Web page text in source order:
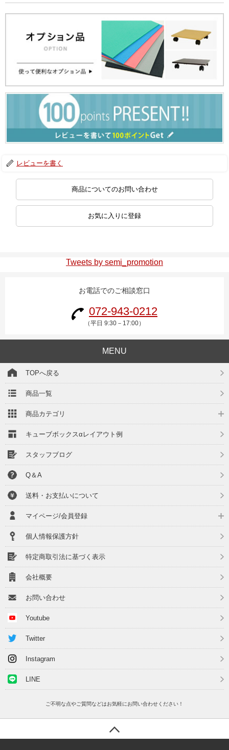
レビューを書く
商品についてのお問い合わせ
お気に入りに登録
Tweets by semi_promotion
お電話でのご相談窓口
072-943-0212
（平日 9:30－17:00）
MENU
TOPへ戻る
商品一覧
商品カテゴリ
キューブボックスαレイアウト例
スタッフブログ
Q＆A
送料・お支払いについて
マイページ/会員登録
個人情報保護方針
特定商取引法に基づく表示
会社概要
お問い合わせ
Youtube
Twitter
Instagram
LINE
ご不明な点やご質問などはお気軽にお問い合わせください！